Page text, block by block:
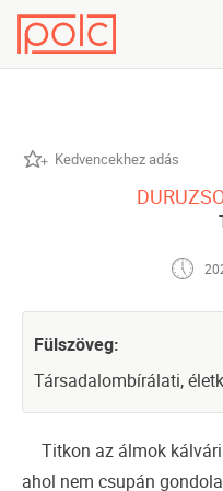
Kedvencekhez adás
Fülszöveg:
Társadalombírálati,
Titkon az álmok
ahol nem csupán